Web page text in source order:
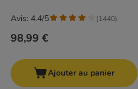
98,99 €
Avis: 4.4/5 (1440)
Ajouter au panier